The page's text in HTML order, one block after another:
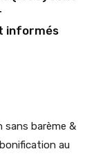
informés
sans barème &
au